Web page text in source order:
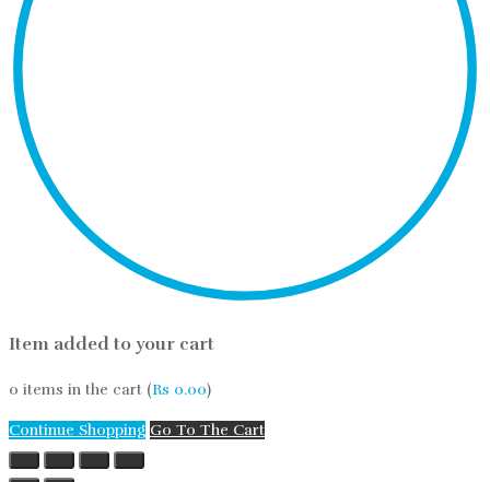
Item added to your cart
0 items in the cart (Rs 0.00)
Continue Shopping Go To The Cart